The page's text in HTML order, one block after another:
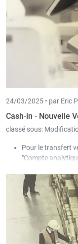
24/03/2025 • par Eric
Cash-in - Nouvelle
classé sous:
Pour le transfert
"Compte
manière
Dans le transfert
définir que la
dans le
d'afficher cette
lors de la